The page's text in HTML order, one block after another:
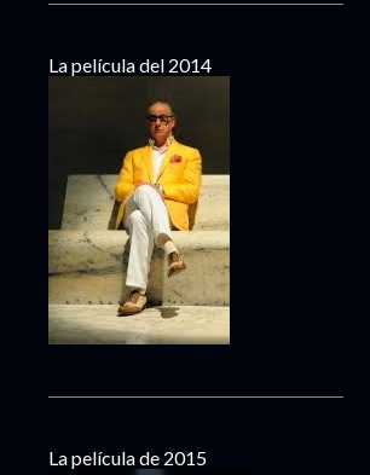
La película del 2014
La película de 2015